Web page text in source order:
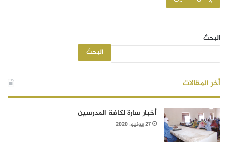
البحث
البحث
أخر المقالات
أخبار سارة لكافة المدرسين
27 يونيو، 2020